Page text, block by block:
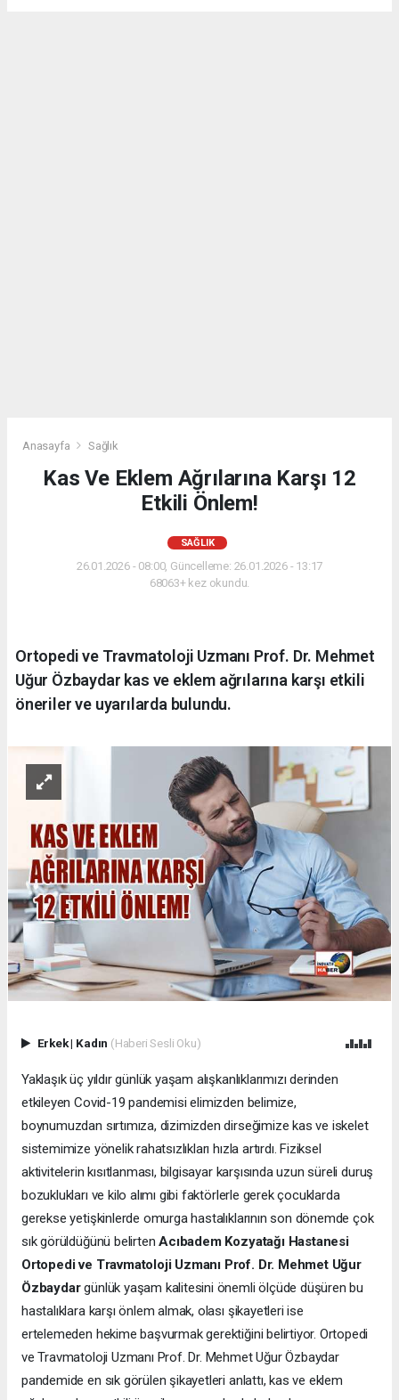
Anasayfa Sağlık
Kas Ve Eklem Ağrılarına Karşı 12
Etkili Önlem!
SAĞLIK
26.01.2026 - 08:00, Güncelleme: 26.01.2026 - 13:17
68063+ kez okundu.
Ortopedi ve Travmatoloji Uzmanı Prof. Dr. Mehmet
Uğur Özbaydar kas ve eklem ağrılarına karşı etkili
öneriler ve uyarılarda bulundu.
Erkek| Kadın (Haberi Sesli Oku)
Yaklaşık üç yıldır günlük yaşam alışkanlıklarımızı derinden
etkileyen Covid-19 pandemisi elimizden belimize,
boynumuzdan sırtımıza, dizimizden dirseğimize kas ve iskelet
sistemimize yönelik rahatsızlıkları hızla artırdı. Fiziksel
aktivitelerin kısıtlanması, bilgisayar karşısında uzun süreli duruş
bozuklukları ve kilo alımı gibi faktörlerle gerek çocuklarda
gerekse yetişkinlerde omurga hastalıklarının son dönemde çok
sık görüldüğünü belirtenAcıbadem Kozyatağı Hastanesi
Ortopedi ve Travmatoloji Uzmanı Prof. Dr. Mehmet Uğur
Özbaydargünlük yaşam kalitesini önemli ölçüde düşüren bu
hastalıklara karşı önlem almak, olası şikayetleri ise
ertelemeden hekime başvurmak gerektiğini belirtiyor. Ortopedi
ve Travmatoloji Uzmanı Prof. Dr. Mehmet Uğur Özbaydar
pandemide en sık görülen şikayetleri anlattı, kas ve eklem